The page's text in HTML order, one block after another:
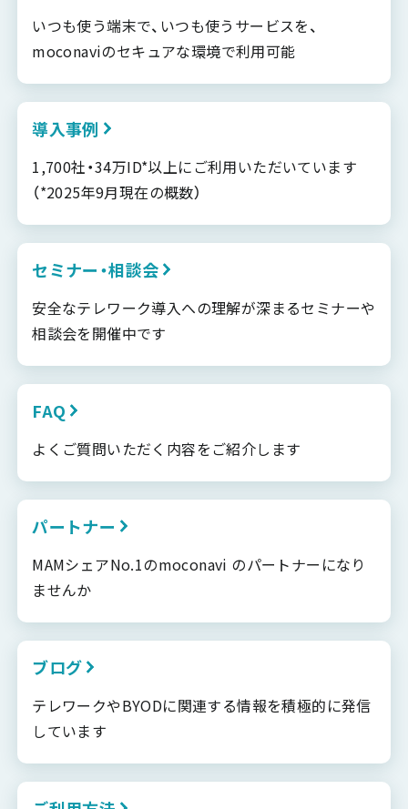
いつも使う端末で、いつも使うサービスを、
moconaviのセキュアな環境で利用可能
導入事例
1,700社・34万ID*以上にご利用いただいています
（*2025年9月現在の概数）
セミナー・相談会
安全なテレワーク導入への理解が深まるセミナーや
相談会を開催中です
FAQ
よくご質問いただく内容をご紹介します
パートナー
MAMシェアNo.1のmoconavi のパートナーになり
ませんか
ブログ
テレワークやBYODに関連する情報を積極的に発信
しています